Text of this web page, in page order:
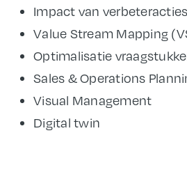
Impact van
Value Stream Mapping
Optimalisatie
Sales & Operations
Visual Management
Digital twin